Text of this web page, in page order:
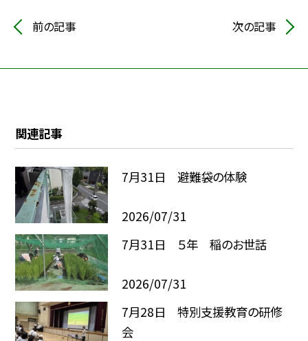
前の記事 次の記事
関連記事
7月31日 避難袋の体験
2026/07/31
7月31日 ５年 稲のお世話
2026/07/31
7月28日 特別支援教育の研修
会